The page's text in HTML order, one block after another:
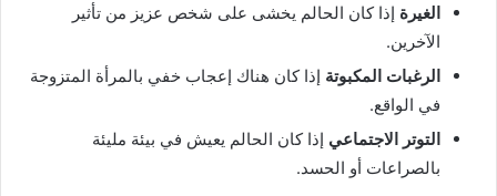
الغيرة إذا كان الحالم يخشى على شخص عزيز من تأثير
الآخرين.
الرغبات المكبوتة إذا كان هناك إعجاب خفي بالمرأة المتزوجة
في الواقع.
التوتر الاجتماعي إذا كان الحالم يعيش في بيئة مليئة
بالصراعات أو الحسد.